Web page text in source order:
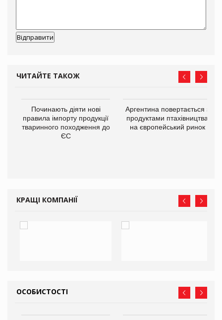
ЧИТАЙТЕ ТАКОЖ
Починають діяти нові
правила імпорту продукції
тваринного походження до
ЄС
Аргентина повертається з
продуктами птахівництва
на європейський ринок
КРАЩІ КОМПАНІЇ
ОСОБИСТОСТІ